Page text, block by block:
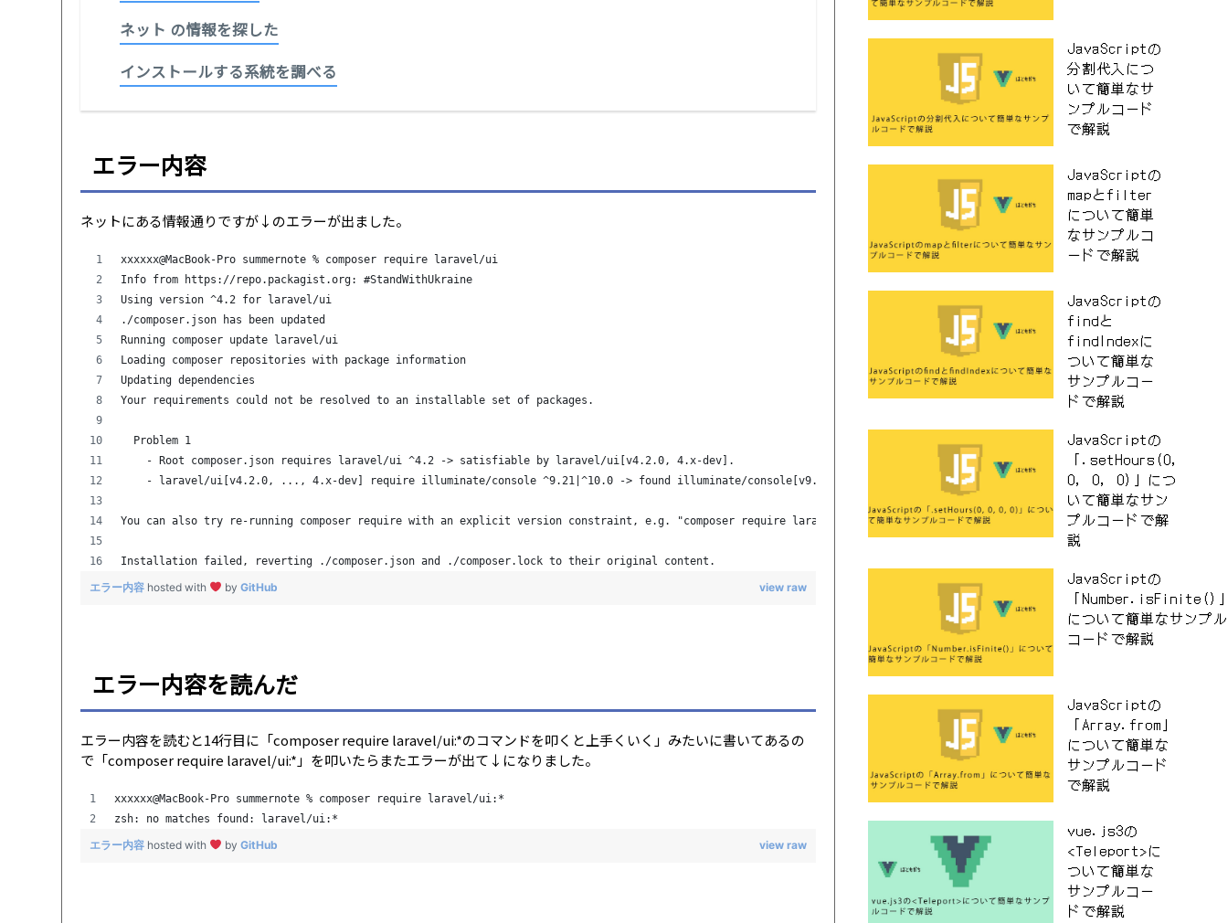
ネット の情報を探した
インストールする系統を調べる
エラー内容
ネットにある情報通りですが↓のエラーが出ました。
xxxxxx@MacBook-Pro summernote % composer require laravel/ui
Info from https://repo.packagist.org: #StandWithUkraine
Using version ^4.2 for laravel/ui
./composer.json has been updated
Running composer update laravel/ui
Loading composer repositories with package information
Updating dependencies
Your requirements could not be resolved to an installable set of packages.
  Problem 1
    - Root composer.json requires laravel/ui ^4.2 -> satisfiable by laravel/ui[v4.2.0, 4.x-dev].
- laravel/ui[v4.2.0, ..., 4.x-dev] require illuminate/console ^9.21|^10.0 -> found illuminate/console[v9.21.0, ..., 9.x-dev, 10.x-dev] but these were not loaded,
You can also try re-running composer require with an explicit version constraint, e.g. "composer require laravel/ui:*" to figure out if any version is installable, or
Installation failed, reverting ./composer.json and ./composer.lock to their original content.
view raw
エラー内容 hosted with by GitHub
エラー内容を読んだ
エラー内容を読むと14行目に「composer require laravel/ui:*のコマンドを叩くと上手くいく」みたいに書いてあるの
で「composer require laravel/ui:*」を叩いたらまたエラーが出て↓になりました。
xxxxxx@MacBook-Pro summernote % composer require laravel/ui:*
zsh: no matches found: laravel/ui:*
view raw
エラー内容 hosted with by GitHub
JavaScriptの
分割代入につ
いて簡単なサ
ンプルコード
で解説
JavaScriptの
mapとfilter
について簡単
なサンプルコ
ードで解説
JavaScriptの
findと
findIndexに
ついて簡単な
サンプルコー
ドで解説
JavaScriptの
「.setHours(0,
0, 0, 0)」につ
いて簡単なサン
プルコードで解
説
JavaScriptの
「Number.isFinite()
について簡単なサンプル
コードで解説
JavaScriptの
「Array.from」
について簡単な
サンプルコード
で解説
vue.js3の
<Teleport>に
ついて簡単な
サンプルコー
ドで解説